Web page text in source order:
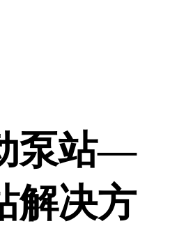
泵站—
解决方